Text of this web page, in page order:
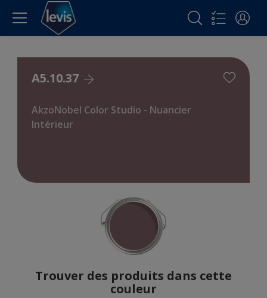
A5.10.37
AkzoNobel Color Studio - Nuancier
Intérieur
Trouver des produits dans cette
couleur